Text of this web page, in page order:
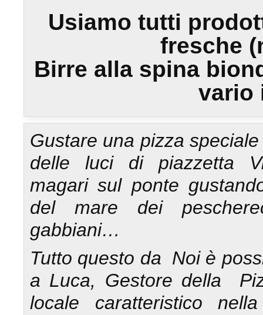
Usiamo tutti
fresche
Birre alla spina
vario
Gustare una pizza
delle luci di piazzetta
magari sul ponte
del mare dei
gabbiani…
Tutto questo da Noi è
a Luca, Gestore della
locale caratteristico